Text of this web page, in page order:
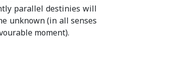
parallel destinies will
unknown (in all senses
moment).